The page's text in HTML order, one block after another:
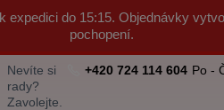
do 15:15. Objednávky
pochopení.
Nevíte si
rady?
Zavolejte.
+420 724 114 604 Po -